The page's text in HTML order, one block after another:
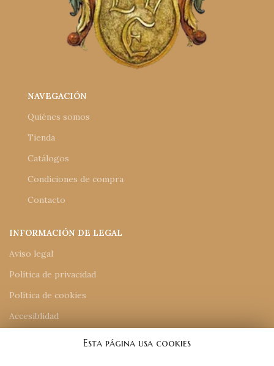
NAVEGACIÓN
Quiénes somos
Tienda
Catálogos
Condiciones de compra
Contacto
INFORMACIÓN DE LEGAL
Aviso legal
Política de privacidad
Política de cookies
Accesiblidad
Esta página usa cookies